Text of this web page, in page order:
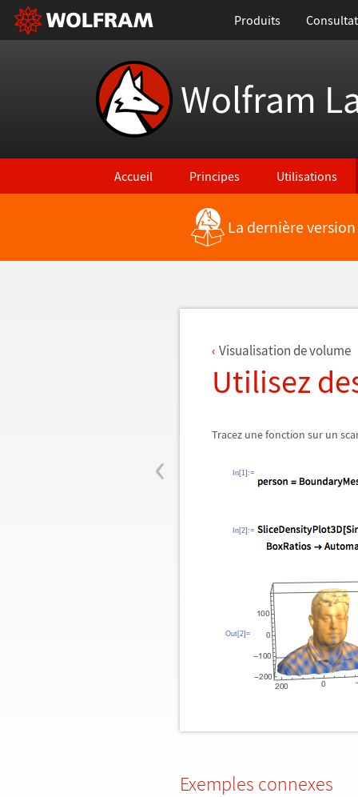
Produits
Wolfram
Accueil Principes Utilisations
Retour vers les nouvelles fonctionnalités
La dernière
‹
Visualisation de volume
Utilisez
Tracez une fonction sur un
In[1]:=
In[2]:=
Out[2]=
Exemples connexes